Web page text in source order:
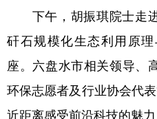
广东 广西
四川 贵州
陕西 甘肃
新疆 内蒙古
下午，胡振琪院士走
矸石规模化生态利用原
座。六盘水市相关领导、
环保志愿者及行业协会代
近距离感受前沿科技的魅力